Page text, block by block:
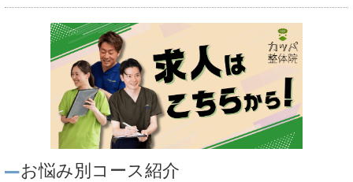
お悩み別コース紹介